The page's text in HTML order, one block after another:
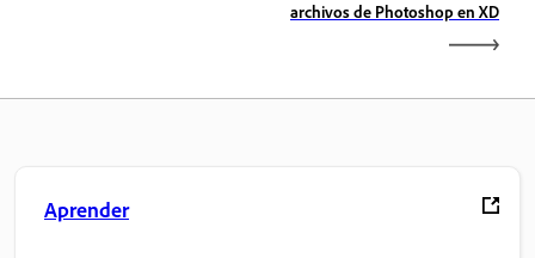
archivos de Photoshop en XD
Aprender